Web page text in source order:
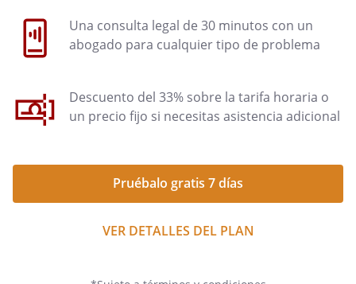
Una consulta legal de 30 minutos con un
abogado para cualquier tipo de problema
Descuento del 33% sobre la tarifa horaria o
un precio fijo si necesitas asistencia adicional
Pruébalo gratis 7 días
VER DETALLES DEL PLAN